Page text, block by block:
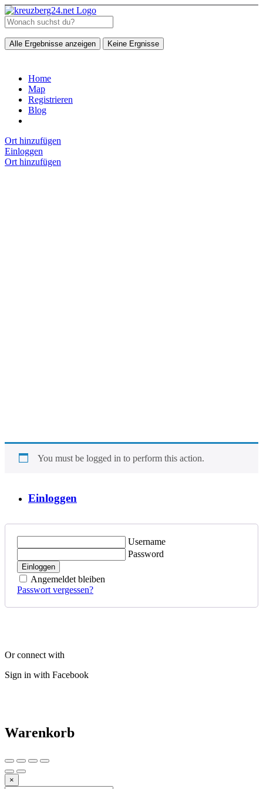
Alle Ergebnisse anzeigen Keine Ergnisse
Home
Map
Registrieren
Blog
Ort hinzufügen
Einloggen
Ort hinzufügen
You must be logged in to perform this action.
Einloggen
Username
Password
Einloggen
Angemeldet bleiben
Passwort vergessen?
Or connect with
Sign in with Facebook
Warenkorb
×